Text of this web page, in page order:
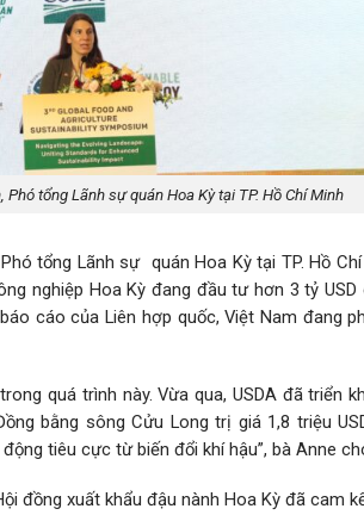
Phó tổng Lãnh sự quán Hoa Kỳ tại TP. Hồ Chí Minh
tổng Lãnh sự quán Hoa Kỳ tại TP. Hồ
nghiệp Hoa Kỳ đang đầu tư hơn 3 tỷ
cáo của Liên hợp quốc, Việt Nam đang
quá trình này. Vừa qua, USDA đã triển
bằng sông Cửu Long trị giá 1,8 triệu
tiêu cực từ biến đổi khí hậu”, bà Anne
đồng xuất khẩu đậu nành Hoa Kỳ đã cam